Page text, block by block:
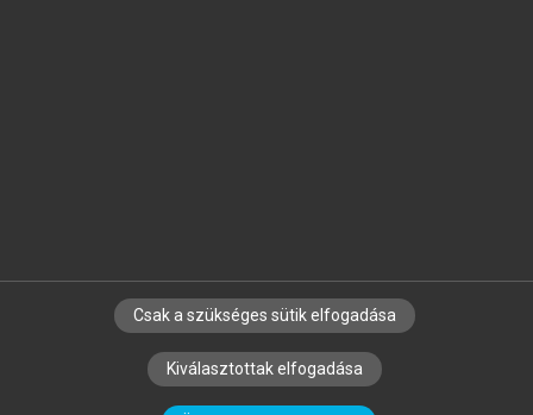
SZERZŐKNEK CÉGEKNEK KÖNYVTÁROSOKNAK
SZERKESZTÉSI ÉS LEKTORÁLÁSI ALAPELVEK
Csak a szükséges sütik elfogadása
Kiválasztottak elfogadása